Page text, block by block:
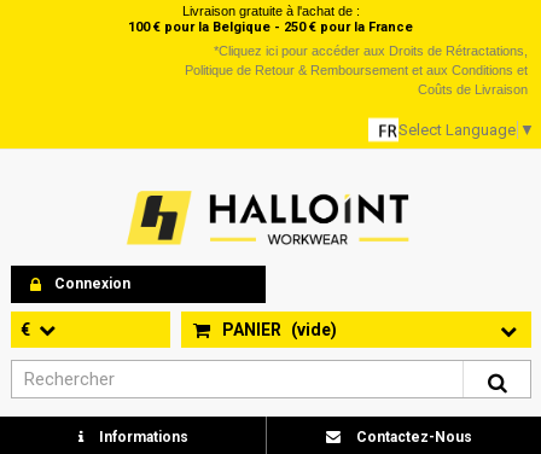
Livraison gratuite à l'achat de :
100 € pour la Belgique - 250 € pour la France
*Cliquez ici pour accéder aux Droits de Rétractations,
Politique de Retour & Remboursement et aux Conditions et
Coûts de Livraison
Select Language ▼
Connexion
PANIER (vide)
€
Informations Contactez-Nous